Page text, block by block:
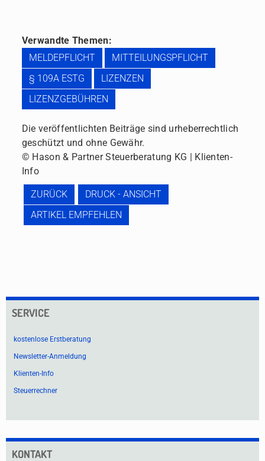
Verwandte Themen:
MELDEPFLICHT
MITTEILUNGSPFLICHT
§ 109A ESTG
LIZENZEN
LIZENZGEBÜHREN
Die veröffentlichten Beiträge sind urheberrechtlich
geschützt und ohne Gewähr.
© Hason & Partner Steuerberatung KG | Klienten-
Info
ZURÜCK
DRUCK - ANSICHT
ARTIKEL EMPFEHLEN
SERVICE
kostenlose Erstberatung
Newsletter-Anmeldung
Klienten-Info
Steuerrechner
KONTAKT